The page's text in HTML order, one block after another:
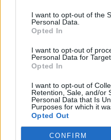
I want to opt-out of the
Personal Data.
Opted In
I want to opt-out of
Personal Data for
Opted In
I want to opt-out of
Retention, Sale, and/or
Personal Data that Is
Purposes for which it
Opted Out
CONFIRM
Szeretem az elektromos